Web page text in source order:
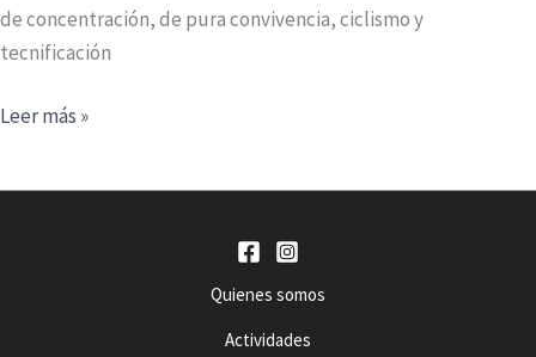
de concentración, de pura convivencia, ciclismo y
tecnificación
ILeer más »
Quienes somos
Actividades